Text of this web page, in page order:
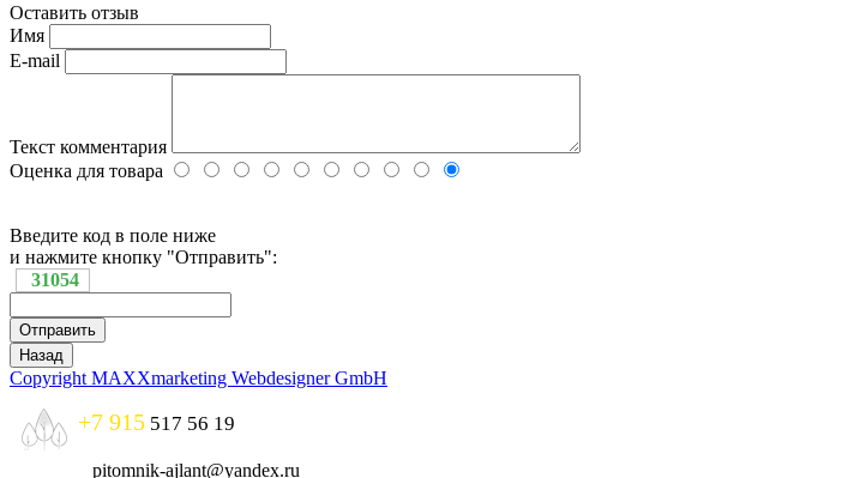
Оставить отзыв
Имя
E-mail
Текст комментария
Оценка для товара
Введите код в поле ниже
и нажмите кнопку "Отправить":
31054
Copyright MAXXmarketing Webdesigner GmbH
+7 915 517 56 19
pitomnik-ajlant@yandex.ru